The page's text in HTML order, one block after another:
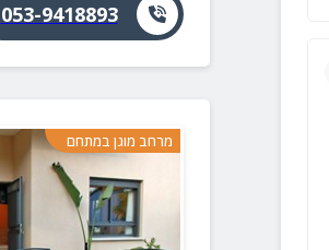
053-9418893
מרחב מוגן במתחם